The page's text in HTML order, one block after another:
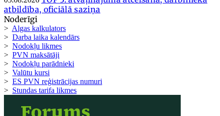
atbildība, oficiālā saziņa
Noderīgi
> Algas kalkulators
> Darba laika kalendārs
> Nodokļu likmes
> PVN maksātāji
> Nodokļu parādnieki
> Valūtu kursi
> ES PVN reģistrācijas numuri
> Stundas tarifa likmes